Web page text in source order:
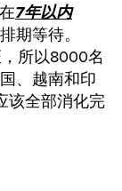
7年以内
期等待。
所以8000名
、越南和印
该全部消化完